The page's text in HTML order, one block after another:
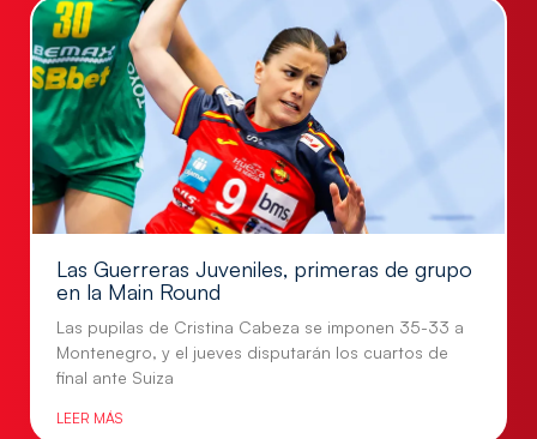
Las Guerreras Juveniles, primeras de grupo
en la Main Round
Las pupilas de Cristina Cabeza se imponen 35-33 a
Montenegro, y el jueves disputarán los cuartos de
final ante Suiza
LEER MÁS